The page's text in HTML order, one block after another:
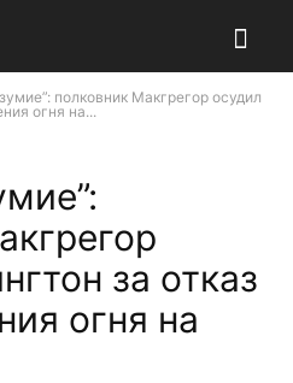
полковник Макгрегор осудил
огня на...
за отказ
огня на